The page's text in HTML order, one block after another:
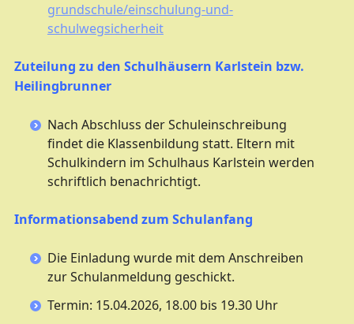
grundschule/einschulung-und-
schulwegsicherheit
Zuteilung zu den Schulhäusern Karlstein bzw.
Heilingbrunner
Nach Abschluss der Schuleinschreibung
findet die Klassenbildung statt. Eltern mit
Schulkindern im Schulhaus Karlstein werden
schriftlich benachrichtigt.
Informationsabend zum Schulanfang
Die Einladung wurde mit dem Anschreiben
zur Schulanmeldung geschickt.
Termin: 15.04.2026, 18.00 bis 19.30 Uhr